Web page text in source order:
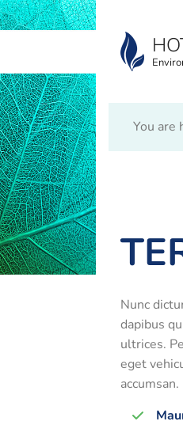
You are
Nunc
dapibus
ultrices.
eget
accumsan.